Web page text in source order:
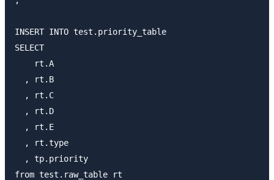
INSERT INTO test.priority_table
SELECT
    rt.A
  , rt.B
  , rt.C
  , rt.D
  , rt.E
  , rt.type
  , tp.priority
from test.raw_table rt